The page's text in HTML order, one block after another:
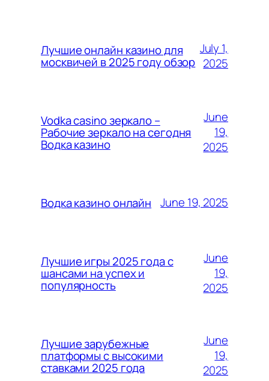
Лучшие онлайн казино для
москвичей в 2025 году обзор
July 1,
2025
Vodka casino зеркало –
Рабочие зеркало на сегодня
Водка казино
June
19,
2025
Водка казино онлайн June 19, 2025
Лучшие игры 2025 года с
шансами на успех и
популярность
June
19,
2025
Лучшие зарубежные
платформы с высокими
ставками 2025 года
June
19,
2025